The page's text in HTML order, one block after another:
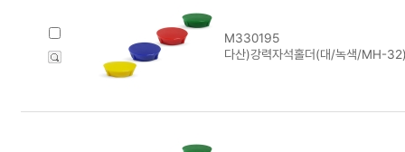
M330195
다산)강력자석홀더(대/녹색/MH-